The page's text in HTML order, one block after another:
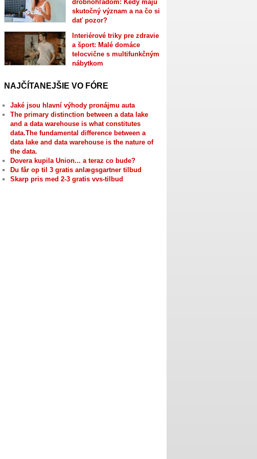
drobnohľadom: Kedy majú
skutočný význam a na čo si
dať pozor?
Interiérové triky pre zdravie
a šport: Malé domáce
telocvične s multifunkčným
nábytkom
NAJČÍTANEJŠIE VO FÓRE
Jaké jsou hlavní výhody pronájmu auta
The primary distinction between a data lake
and a data warehouse is what constitutes
data.The fundamental difference between a
data lake and data warehouse is the nature of
the data.
Dovera kupila Union... a teraz co bude?
Du får op til 3 gratis anlægsgartner tilbud
Skarp pris med 2-3 gratis vvs-tilbud